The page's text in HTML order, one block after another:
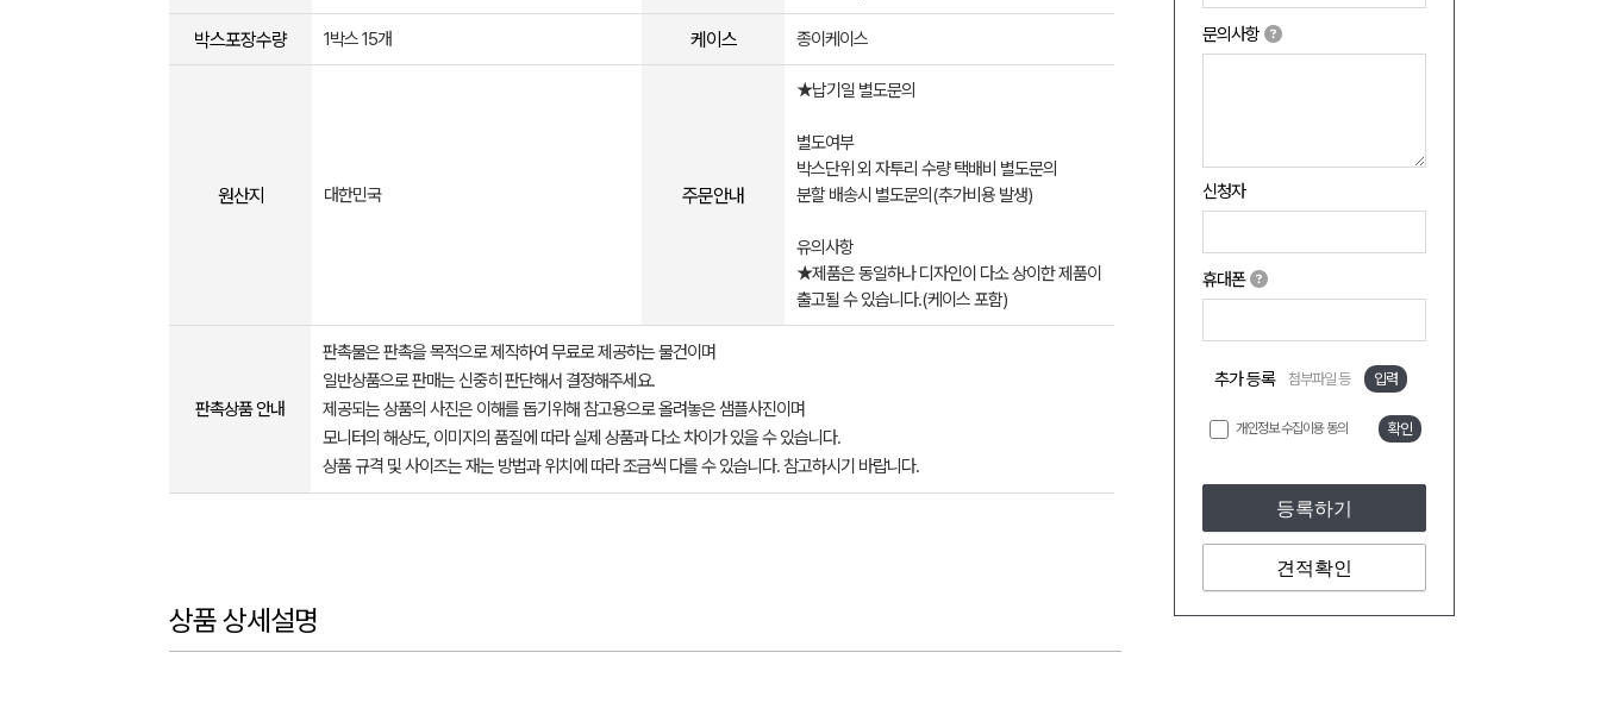
문의사항
신청자
휴대폰
추가 등록 첨부파일 등 입력
개인정보 수집이용 동의 확인
등록하기
견적확인
박스포장수량 1박스 15개 케이스 종이케이스
원산지 대한민국 주문안내
★납기일 별도문의
별도여부
박스단위 외 자투리 수량 택배비 별도문의
분할 배송시 별도문의(추가비용 발생)
유의사항
★제품은 동일하나 디자인이 다소 상이한 제품이
출고될 수 있습니다.(케이스 포함)
판촉상품 안내
판촉물은 판촉을 목적으로 제작하여 무료로 제공하는 물건이며
일반상품으로 판매는 신중히 판단해서 결정해주세요.
제공되는 상품의 사진은 이해를 돕기위해 참고용으로 올려놓은 샘플사진이며
모니터의 해상도, 이미지의 품질에 따라 실제 상품과 다소 차이가 있을 수 있습니다.
상품 규격 및 사이즈는 재는 방법과 위치에 따라 조금씩 다를 수 있습니다. 참고하시기 바랍니다.
상품 상세설명